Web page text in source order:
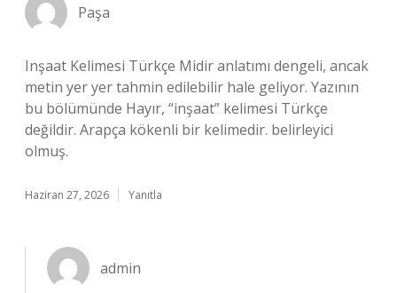
Paşa
Inşaat Kelimesi Türkçe Midir anlatımı dengeli, ancak
metin yer yer tahmin edilebilir hale geliyor. Yazının
bu bölümünde Hayır, “inşaat” kelimesi Türkçe
değildir. Arapça kökenli bir kelimedir. belirleyici
olmuş.
Haziran 27, 2026 Yanıtla
admin